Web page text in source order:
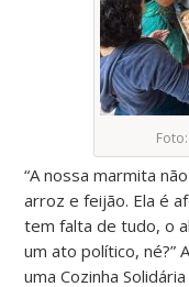
“A nossa marmita
arroz e feijão. Ela é
tem falta de tudo, o
um ato político, né?”
uma Cozinha